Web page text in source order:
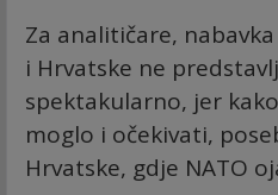
Za analitičare,
i Hrvatske ne
spektakularno, jer
moglo i očekivati,
Hrvatske, gdje NATO